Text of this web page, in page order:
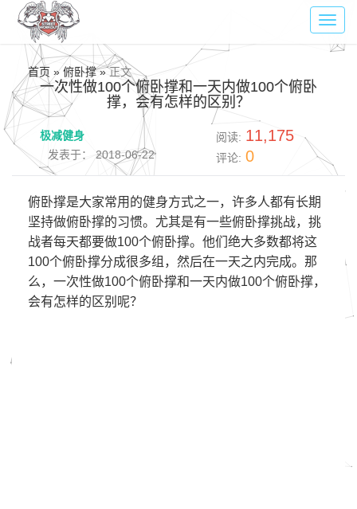
首页 » 俯卧撑 »正文
一次性做100个俯卧撑和一天内做100个俯卧
撑，会有怎样的区别？
极减健身
发表于： 2018-06-22
阅读: 11,175
评论: 0
俯卧撑是大家常用的健身方式之一，许多人都有长期
坚持做俯卧撑的习惯。尤其是有一些俯卧撑挑战，挑
战者每天都要做100个俯卧撑。他们绝大多数都将这
100个俯卧撑分成很多组，然后在一天之内完成。那
么，一次性做100个俯卧撑和一天内做100个俯卧撑，
会有怎样的区别呢？